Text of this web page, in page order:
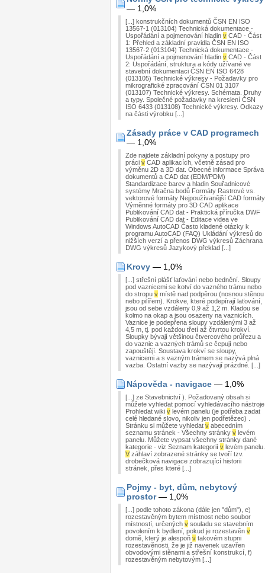
— 1,0%
[...] konstrukčních dokumentů ČSN EN ISO
13567-1 (013104) Technická dokumentace -
Uspořádání a pojmenování hladin v CAD - Část
1: Přehled a základní pravidla ČSN EN ISO
13567-2 (013104) Technická dokumentace -
Uspořádání a pojmenování hladin v CAD - Část
2: Uspořádání, struktura a kódy užívané ve
stavební dokumentaci ČSN EN ISO 6428
(013105) Technické výkresy - Požadavky pro
mikrografické zpracování ČSN 01 3107
(013107) Technické výkresy. Schémata. Druhy
a typy. Společné požadavky na kreslení ČSN
ISO 6433 (013108) Technické výkresy. Odkazy
na části výrobku [...]
Zásady práce v CAD programech
— 1,0%
Zde najdete základní pokyny a postupy pro
práci v CAD aplikacích, včetně zásad pro
výměnu 2D a 3D dat. Obecné informace Správa
dokumentů a CAD dat (EDM/PDM)
Standardizace barev a hladin Souřadnicové
systémy Mračna bodů Formáty Rastrové vs.
vektorové formáty Nejpoužívanější CAD formáty
Výměnné formáty pro 3D CAD aplikace
Publikování CAD dat - Praktická příručka DWF
Publikování CAD dat - Editace videa ve
Windows AutoCAD Často kladené otázky k
programu AutoCAD (FAQ) Ukládání výkresů do
nižších verzí a přenos DWG výkresů Záchrana
DWG výkresů Jazykový překlad [...]
Krovy — 1,0%
[...] střešní plášť laťování nebo bednění. Sloupy
pod vaznicemi se kotví do vazného trámu nebo
do stropu v místě nad podpěrou (nosnou stěnou
nebo pilířem). Krokve, které podepírají laťování,
jsou od sebe vzdáleny 0,9 až 1,2 m. Kladou se
kolmo na okap a jsou osazeny na vaznicích.
Vaznice je podepřena sloupy vzdálenými 3 až
4,5 m, tj. pod každou třetí až čtvrtou krokví.
Sloupky bývají většinou čtvercového průřezu a
do vaznic a vazných trámů se čepují nebo
zapouštějí. Soustava krokví se sloupy,
vaznicemi a s vazným trámem se nazývá plná
vazba. Ostatní vazby se nazývají prázdné. [...]
Nápověda - navigace — 1,0%
[...] ze Stavebnictví ). Požadovaný obsah si
můžete vyhledat pomocí vyhledávacího nástroje
Prohledat wiki v levém panelu (je potřeba zadat
celé hledané slovo, nikoliv jen podřetězec) .
Stránku si můžete vyhledat v abecedním
seznamu stránek - Všechny stránky v levém
panelu. Můžete vypsat všechny stránky dané
kategorie - viz Seznam kategorií v levém panelu.
V záhlaví zobrazené stránky se tvoří tzv.
drobečková navigace zobrazující historii
stránek, přes které [...]
Pojmy - byt, dům, nebytový
prostor— 1,0%
[...] podle tohoto zákona (dále jen "dům"), e)
rozestavěným bytem místnost nebo soubor
místností, určených v souladu se stavebním
povolením k bydlení, pokud je rozestavěn v
domě, který je alespoň v takovém stupni
rozestavěnosti, že je již navenek uzavřen
obvodovými stěnami a střešní konstrukcí, f)
rozestavěným nebytovým [...]